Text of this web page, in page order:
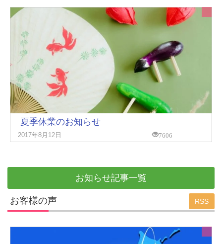
夏季休業のお知らせ
2017年8月12日 7606
お知らせ記事一覧
お客様の声 RSS